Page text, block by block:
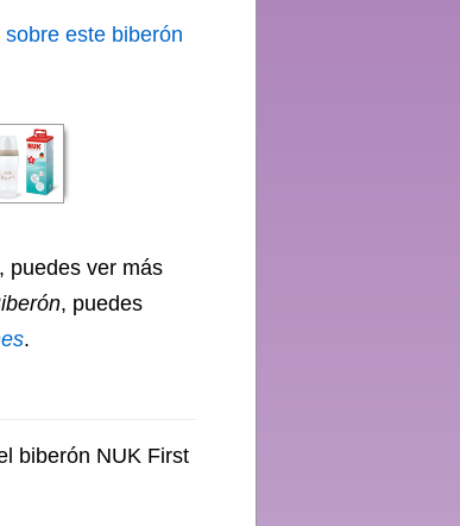
este biberón
puedes ver más
, puedes
.
biberón NUK First